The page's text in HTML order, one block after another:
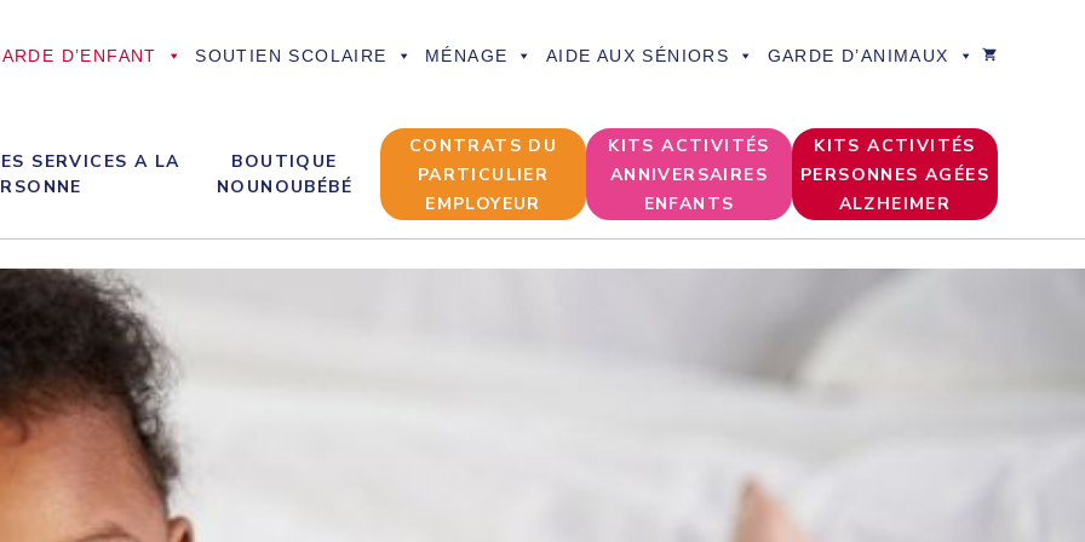
D’ENFANT SOUTIEN SCOLAIRE MÉNAGE AIDE AUX SÉNIORS GARDE D’ANIMAUX
SERVICES A LA
BOUTIQUE
NOUNOUBÉBÉ
CONTRATS DU
PARTICULIER
EMPLOYEUR
KITS ACTIVITÉS
ANNIVERSAIRES
ENFANTS
KITS ACTIVITÉS
PERSONNES AGÉES
ALZHEIMER